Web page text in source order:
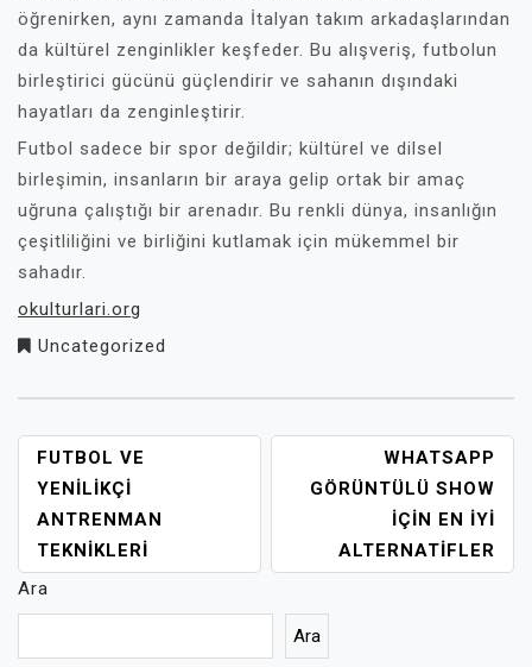
öğrenirken, aynı zamanda İtalyan takım arkadaşlarından
da kültürel zenginlikler keşfeder. Bu alışveriş, futbolun
birleştirici gücünü güçlendirir ve sahanın dışındaki
hayatları da zenginleştirir.
Futbol sadece bir spor değildir; kültürel ve dilsel
birleşimin, insanların bir araya gelip ortak bir amaç
uğruna çalıştığı bir arenadır. Bu renkli dünya, insanlığın
çeşitliliğini ve birliğini kutlamak için mükemmel bir
sahadır.
okulturlari.org
Uncategorized
YAZI
GEZINMESI
FUTBOL VE
YENILIKÇI
ANTRENMAN
TEKNIKLERI
WHATSAPP
GÖRÜNTÜLÜ SHOW
IÇIN EN İYI
ALTERNATIFLER
Ara
Ara